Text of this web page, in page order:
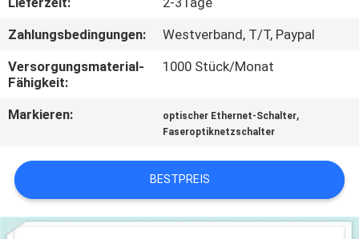
UNS
NEUIGKEITEN
SITEMAP
Zahlungsbedingungen:
Westverband, T/T, Paypal
Versorgungsmaterial-
Fähigkeit:
1000 Stück/Monat
Markieren: optischer Ethernet-Schalter,
Faseroptiknetzschalter
BESTPREIS